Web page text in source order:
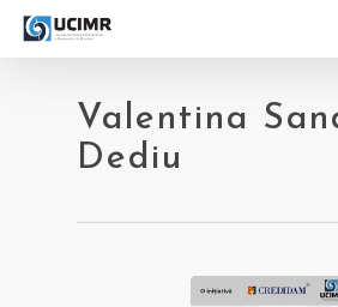
Skip
Valentina
Dediu